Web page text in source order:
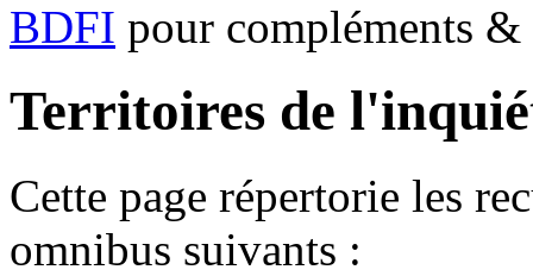
BDFI pour compléments
Territoires de
Cette page répertorie les
omnibus suivants :